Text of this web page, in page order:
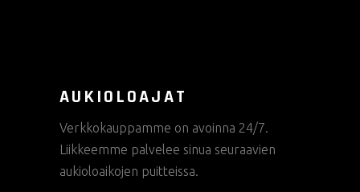
AUKIOLOAJAT
Verkkokauppamme on avoinna 24/7.
Liikkeemme palvelee sinua seuraavien
aukioloaikojen puitteissa.